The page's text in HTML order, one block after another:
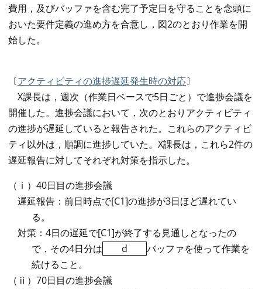
費用，及びバッファを含む完了予定日を守ることを念頭に
おいた要件定義の進め方を合意し，図2のとおり作業を開
始した。
〔アクティビティの進捗遅延発生時の対応〕
X課長は，週次（作業日ベースで5日ごと）で進捗会議を
開催した。進捗会議において，次のとおりアクティビティ
の進捗が遅延していると報告された。これらのアクティビ
ティ以外は，順調に進捗していた。X課長は，これら2件の
遅延報告に対してそれぞれ対策を指示した。
（ⅰ）40日目の進捗会議
遅延報告：前日時点で[C1]の進捗が3日ほど遅れてい
る。
対策：4日の遅延で[C1]が終了する見通しとなったの
で，その4日分は d バッファを使って作業を
続けること。
（ⅱ）70日目の進捗会議